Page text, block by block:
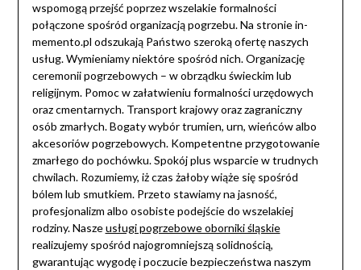
wspomogą przejść poprzez wszelakie formalności
połączone spośród organizacją pogrzebu. Na stronie in-
memento.pl odszukają Państwo szeroką ofertę naszych
usług. Wymieniamy niektóre spośród nich. Organizację
ceremonii pogrzebowych – w obrządku świeckim lub
religijnym. Pomoc w załatwieniu formalności urzędowych
oraz cmentarnych. Transport krajowy oraz zagraniczny
osób zmarłych. Bogaty wybór trumien, urn, wieńców albo
akcesoriów pogrzebowych. Kompetentne przygotowanie
zmarłego do pochówku. Spokój plus wsparcie w trudnych
chwilach. Rozumiemy, iż czas żałoby wiąże się spośród
bólem lub smutkiem. Przeto stawiamy na jasność,
profesjonalizm albo osobiste podejście do wszelakiej
rodziny. Naszeusługi pogrzebowe oborniki śląskie
realizujemy spośród najogromniejszą solidnością,
gwarantując wygodę i poczucie bezpieczeństwa naszym